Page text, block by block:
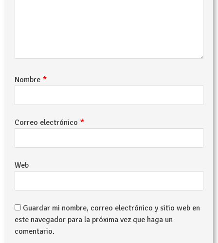
Nombre *
Correo electrónico *
Web
Guardar mi nombre, correo electrónico y sitio web en
este navegador para la próxima vez que haga un
comentario.